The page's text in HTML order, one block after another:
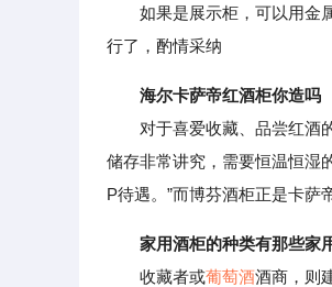
如果是展示柜，可以用金属
行了，酌情采纳
海尔卡萨帝红酒柜你造吗
对于喜爱收藏、品尝红酒的
储存非常讲究，需要恒温恒湿
P待遇。”而博芬酒柜正是卡萨
家用酒柜的种类有那些家
收藏者或葡萄酒酒商，则